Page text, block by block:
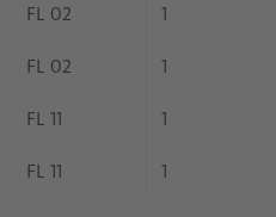
FL 02 1
FL 02 1
FL 11 1
FL 11 1